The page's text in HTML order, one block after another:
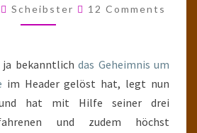
Scheibster Comments
12 Comments
ja bekanntlich das Geheimnis um
im Header gelöst hat, legt nun
hat mit Hilfe seiner drei
und zudem höchst